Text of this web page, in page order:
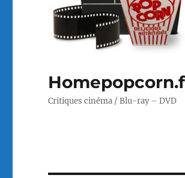
Critiques cinéma / Blu-ray – DVD